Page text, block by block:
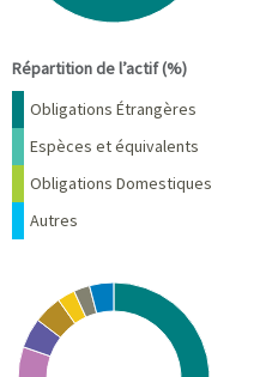
Répartition de l’actif (%)
Nom Pourcentage
Obligations Étrangères
Espèces et équivalents
Obligations Domestiques
Autres
Chart
Pie chart with 10 slices.
View as data table, Chart